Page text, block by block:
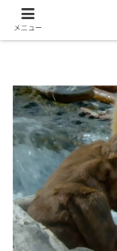
メニュー